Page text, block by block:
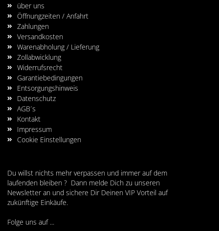
über uns
Öffnungzeiten / Anfahrt
Zahlungen
Versandkosten
Warenabholung / Lieferung
Zollabwicklung
Widerrufsrecht
Garantiebedingungen
Entsorgungshinweis
Datenschutz
AGB´s
Kontakt
Impressum
Cookie Einstellungen
Du willst nichts mehr verpassen und immer auf dem
laufenden bleiben ? Dann melde Dich zu unseren
Newsletter an und sichere Dir Deinen VIP Vorteil auf
zukünftige Einkäufe.
Folge uns auf ...